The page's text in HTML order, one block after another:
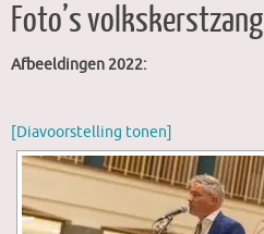
Foto’s volkskerstzang
Afbeeldingen 2022:
[Diavoorstelling tonen]